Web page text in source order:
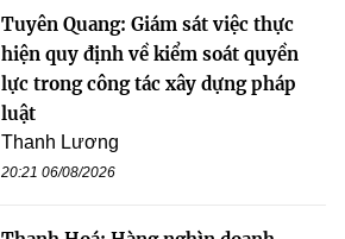
Tuyên Quang: Giám sát việc thực
hiện quy định về kiểm soát quyền
lực trong công tác xây dựng pháp
luật
Thanh Lương
20:21 06/08/2026